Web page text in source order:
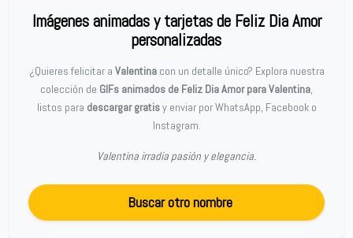
Imágenes animadas y tarjetas de Feliz Dia Amor
personalizadas
¿Quieres felicitar a Valentinacon un detalle único? Explora nuestra
colección de GIFs animados de Feliz Dia Amor para Valentina,
listos para descargar gratisy enviar por WhatsApp, Facebook o
Instagram.
Valentina irradia pasión y elegancia.
Buscar otro nombre